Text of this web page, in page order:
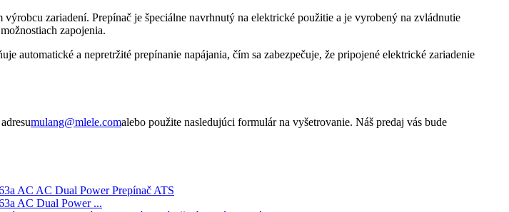
zariadení. Prepínač je špeciálne navrhnutý na elektrické použitie a je vyrobený na zvládnutie
zapojenia.
a nepretržité prepínanie napájania, čím sa zabezpečuje, že pripojené elektrické zariadenie
mulang@mlele.comalebo použite nasledujúci formulár na vyšetrovanie. Náš predaj vás bude
AC Dual Power ...